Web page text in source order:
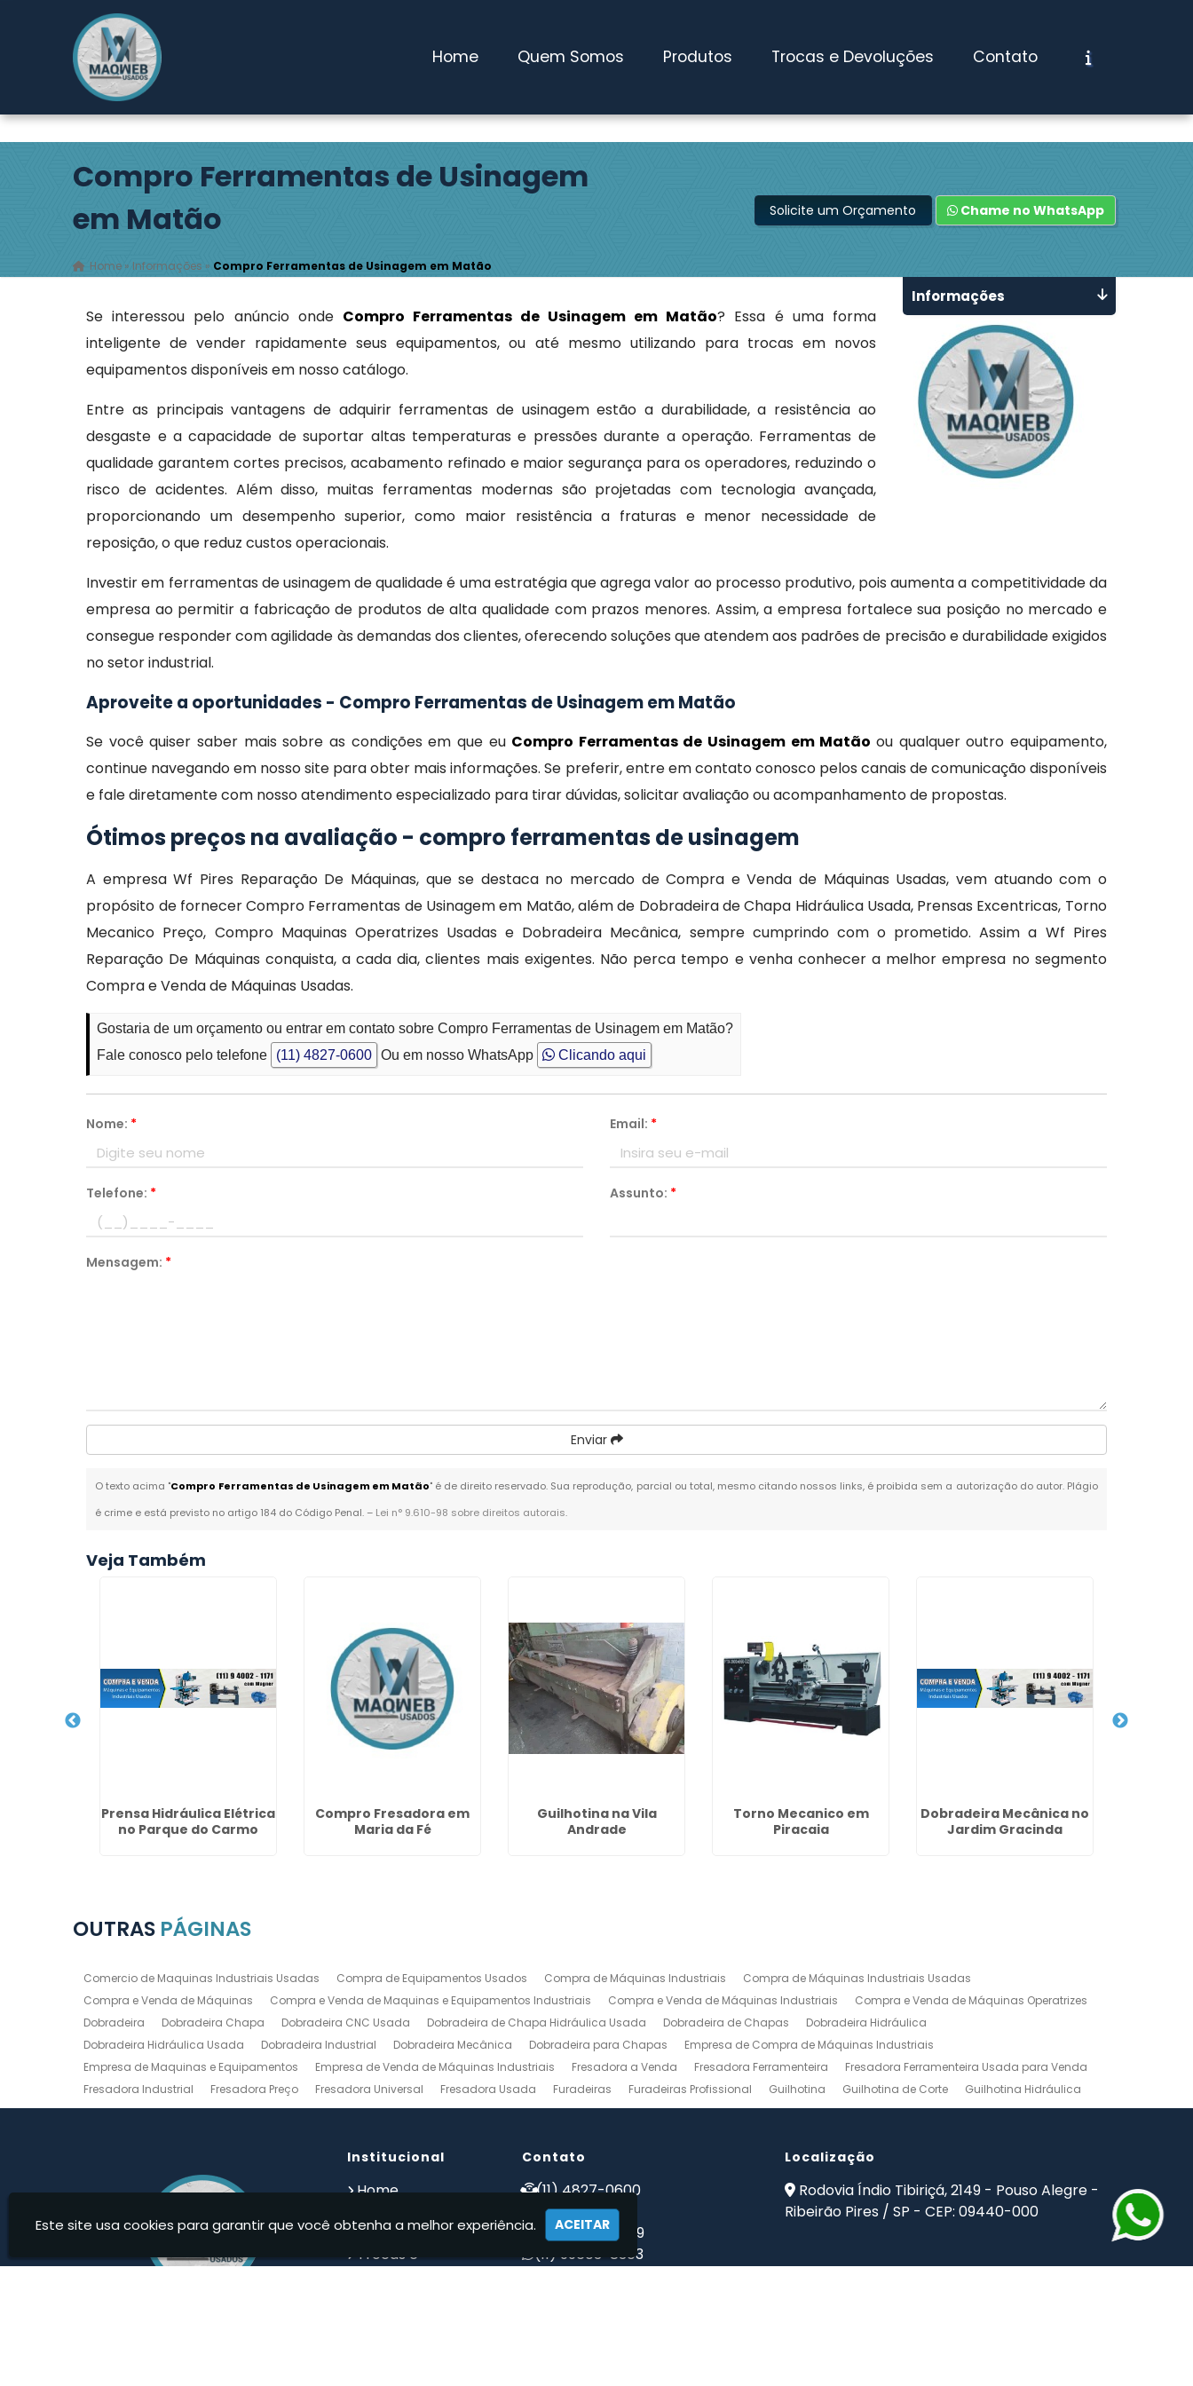
Rodovia Índio Tibiriçá, 2149 - Pouso Alegre - Ribeirão Pires / SP
Compro Ferramentas de Usinagem
em Matão
Home » Informações » Compro Ferramentas de Usinagem em Matão
Solicite um Orçamento Chame no WhatsApp
Se interessou pelo anúncio onde Compro Ferramentas de Usinagem em Matão? Essa é uma forma
inteligente de vender rapidamente seus equipamentos, ou até mesmo utilizando para trocas em novos
equipamentos disponíveis em nosso catálogo.
Entre as principais vantagens de adquirir ferramentas de usinagem estão a durabilidade, a resistência ao
desgaste e a capacidade de suportar altas temperaturas e pressões durante a operação. Ferramentas de
qualidade garantem cortes precisos, acabamento refinado e maior segurança para os operadores, reduzindo o
risco de acidentes. Além disso, muitas ferramentas modernas são projetadas com tecnologia avançada,
proporcionando um desempenho superior, como maior resistência a fraturas e menor necessidade de
reposição, o que reduz custos operacionais.
Investir em ferramentas de usinagem de qualidade é uma estratégia que agrega valor ao processo produtivo, pois aumenta a competitividade da
empresa ao permitir a fabricação de produtos de alta qualidade com prazos menores. Assim, a empresa fortalece sua posição no mercado e
consegue responder com agilidade às demandas dos clientes, oferecendo soluções que atendem aos padrões de precisão e durabilidade exigidos
no setor industrial.
Aproveite a oportunidades - Compro Ferramentas de Usinagem em Matão
Se você quiser saber mais sobre as condições em que eu Compro Ferramentas de Usinagem em Matão ou qualquer outro equipamento,
continue navegando em nosso site para obter mais informações. Se preferir, entre em contato conosco pelos canais de comunicação disponíveis
e fale diretamente com nosso atendimento especializado para tirar dúvidas, solicitar avaliação ou acompanhamento de propostas.
Ótimos preços na avaliação - compro ferramentas de usinagem
A empresa Wf Pires Reparação De Máquinas, que se destaca no mercado de Compra e Venda de Máquinas Usadas, vem atuando com o
propósito de fornecer Compro Ferramentas de Usinagem em Matão, além de Dobradeira de Chapa Hidráulica Usada, Prensas Excentricas, Torno
Mecanico Preço, Compro Maquinas Operatrizes Usadas e Dobradeira Mecânica, sempre cumprindo com o prometido. Assim a Wf Pires
Reparação De Máquinas conquista, a cada dia, clientes mais exigentes. Não perca tempo e venha conhecer a melhor empresa no segmento
Compra e Venda de Máquinas Usadas.
Gostaria de um orçamento ou entrar em contato sobre Compro Ferramentas de Usinagem em Matão?
Fale conosco pelo telefone
(11) 4827-0600 Ou em nosso WhatsApp Clicando aqui
Nome: * Email: *
Telefone: * Assunto: *
Mensagem: *
Enviar
O texto acima "Compro Ferramentas de Usinagem em Matão" é de direito reservado. Sua reprodução, parcial ou total, mesmo citando nossos links, é proibida sem a autorização do autor. Plágio
é crime e está previsto no artigo 184 do Código Penal. – Lei n° 9.610-98 sobre direitos autorais.
Informações
Veja Também
Prensa Hidráulica Elétrica
no Parque do Carmo
Compro Fresadora em
Maria da Fé
Guilhotina na Vila
Andrade
Torno Mecanico em
Piracaia
Dobradeira Mecânica no
Jardim Gracinda
OUTRAS PÁGINAS
Comercio de Maquinas Industriais Usadas Compra de Equipamentos Usados Compra de Máquinas Industriais
Compra de Máquinas Industriais Usadas
Compra e Venda de Máquinas
Compra e Venda de Maquinas e Equipamentos Industriais Compra e Venda de Máquinas Industriais
Compra e Venda de Máquinas Operatrizes
Dobradeira
Dobradeira Chapa Dobradeira CNC Usada Dobradeira de Chapa Hidráulica Usada Dobradeira de Chapas
Dobradeira Hidráulica
Dobradeira Hidráulica Usada
Dobradeira Industrial Dobradeira Mecânica Dobradeira para Chapas
Empresa de Compra de Máquinas Industriais
Empresa de Maquinas e Equipamentos
Empresa de Venda de Máquinas Industriais Fresadora a Venda Fresadora Ferramenteira
Fresadora Ferramenteira Usada para Venda
Fresadora Industrial
Fresadora Preço Fresadora Universal Fresadora Usada Furadeiras Furadeiras Profissional Guilhotina Guilhotina de Corte
Guilhotina Hidráulica
Guilhotina Industrial
Guilhotina Industrial para Chapas de Aço Maquinas para Marcenaria Maquinas para Marcenaria a Venda
Maquinas para Marceneiro
Torno Mecânico Usado Barato Venda de Máquinas Industriais Venda de Máquinas Industriais Usadas
Ferramentas Industriais Compra e Venda
Compro Torno Mecanico
Institucional
Home
Produtos
Trocas e
Contato
(11) 4827-0600
(11) 94002-1171
(11) 97223-4869
(11) 99603-8303
Localização
Rodovia Índio Tibiriçá, 2149 - Pouso Alegre -
Ribeirão Pires / SP - CEP: 09440-000
Este site usa cookies para garantir que você obtenha a melhor experiência. ACEITAR